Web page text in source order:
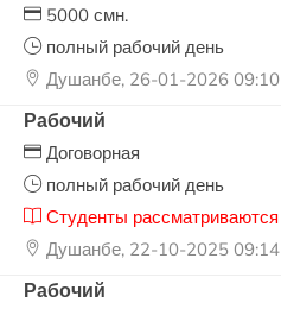
5000 смн.
полный рабочий день
Душанбе, 26-01-2026 09:10
Рабочий
Договорная
полный рабочий день
Студенты рассматриваются
Душанбе, 22-10-2025 09:14
Рабочий